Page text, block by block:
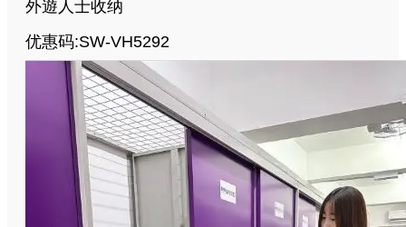
外遊人士收纳
优惠码:SW-VH5292